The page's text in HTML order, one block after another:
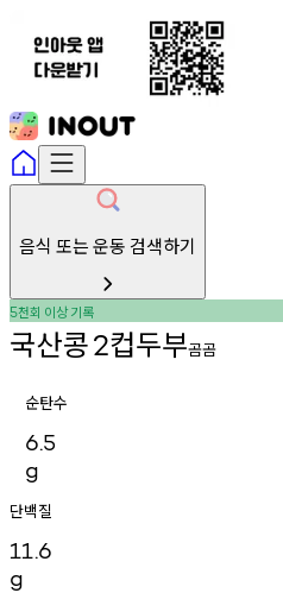
음식 또는 운동 검색하기
5천회 이상기록
국산콩2컵두부곰곰
순탄수
6.5
g
단백질
11.6
g